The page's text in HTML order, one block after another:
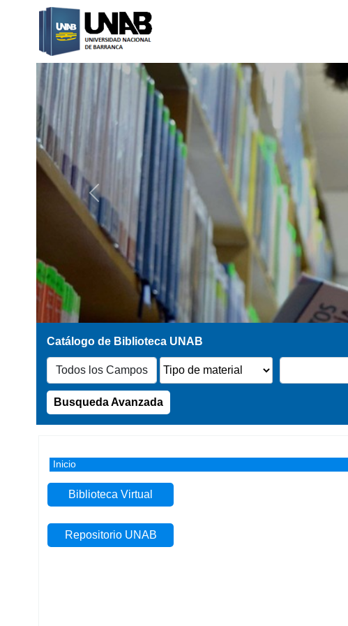
Catalogo Web UNAB
Previous
Busqueda Avanzada
Inicio
Biblioteca Virtual
Repositorio UNAB